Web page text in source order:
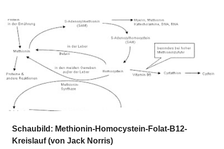
Schaubild: Methionin-Homocystein-Folat-B12-
Kreislauf (von Jack Norris)